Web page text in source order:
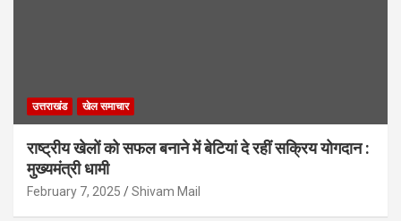
उत्तराखंड खेल समाचार
राष्ट्रीय खेलों को सफल बनाने में बेटियां दे रहीं सक्रिय योगदान :
मुख्यमंत्री धामी
February 7, 2025 Shivam Mail